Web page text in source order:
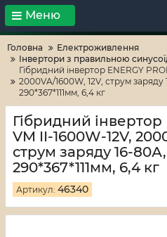
Тільки високі
Меню
Головна
Електроживлення
Iнвертори з правильною
Гібридний інвертор ENERGY
2000VA/1600W, 12V, струм
290*367*111мм, 6,4 кг
Гібридний інвертор
VM II-1600W-12V,
струм заряду 16-
290*367*111мм, 6,4 кг
Артикул: 46340